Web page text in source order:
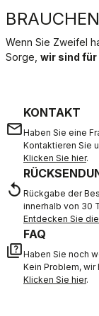
Wenn Sie Zweifel
Sorge, wir sind für
email
KONTAKT
Haben Sie eine
Kontaktieren Sie
Klicken Sie hier.
replay Rückgabe der
innerhalb von 30
Entdecken Sie
quiz
FAQ
Haben Sie noch
Kein Problem, wir
Klicken Sie hier.